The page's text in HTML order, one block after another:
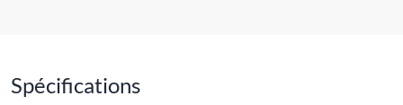
Spécifications